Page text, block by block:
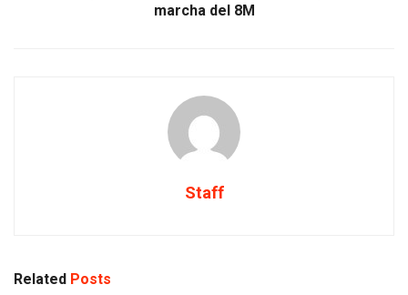
marcha del 8M
Staff
Related Posts